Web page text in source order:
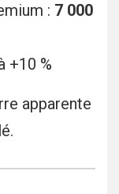
: 7 000
+10 %
apparente